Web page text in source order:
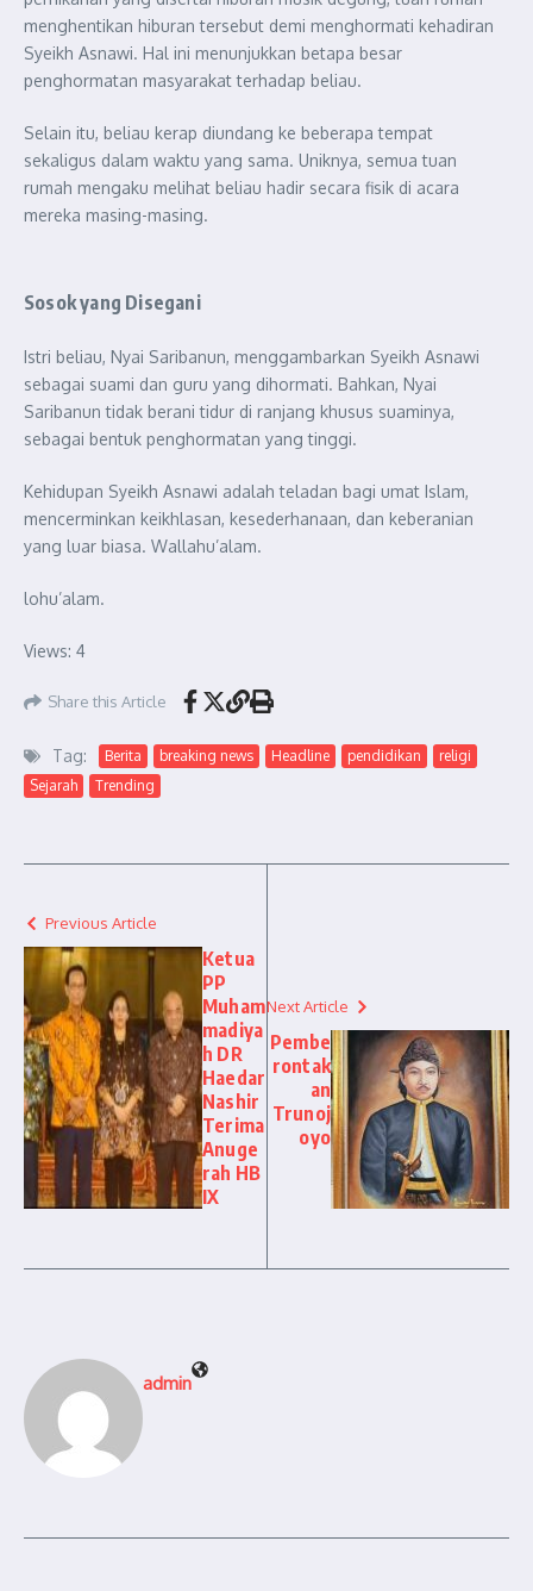
menghentikan hiburan tersebut demi menghormati kehadiran
Syeikh Asnawi. Hal ini menunjukkan betapa besar
penghormatan masyarakat terhadap beliau.
Selain itu, beliau kerap diundang ke beberapa tempat
sekaligus dalam waktu yang sama. Uniknya, semua tuan
rumah mengaku melihat beliau hadir secara fisik di acara
mereka masing-masing.
Sosok yang Disegani
Istri beliau, Nyai Saribanun, menggambarkan Syeikh Asnawi
sebagai suami dan guru yang dihormati. Bahkan, Nyai
Saribanun tidak berani tidur di ranjang khusus suaminya,
sebagai bentuk penghormatan yang tinggi.
Kehidupan Syeikh Asnawi adalah teladan bagi umat Islam,
mencerminkan keikhlasan, kesederhanaan, dan keberanian
yang luar biasa. Wallahu’alam.
lohu’alam.
Views: 4
Share this Article
Tag: Berita breaking news Headline pendidikan
religi
Sejarah
Trending
Previous Article
Ketua
PP
Muham
madiya
h DR
Haedar
Nashir
Terima
Anuge
rah HB
IX
Next Article
Pembe
rontak
an
Trunoj
oyo
admin